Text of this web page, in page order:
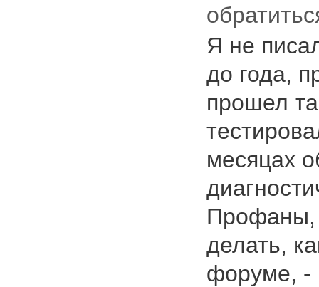
Я не
до года,
прошел
месяцах
Профаны,
делать,
форуме, -